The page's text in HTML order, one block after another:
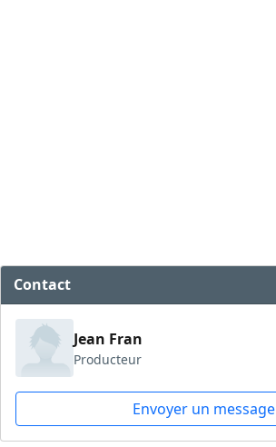
Contact
Jean Fran
Producteur
Envoyer un message